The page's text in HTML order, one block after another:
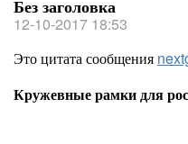
Без заголовка
12-10-2017 18:53
Это цитата сообщения
Кружевные рамки для